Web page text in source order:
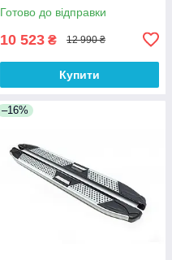
Готово до відправки
10 523 ₴ 12 990 ₴
Купити
–16%